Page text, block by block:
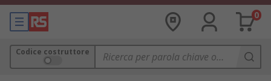
0
Codice costruttore